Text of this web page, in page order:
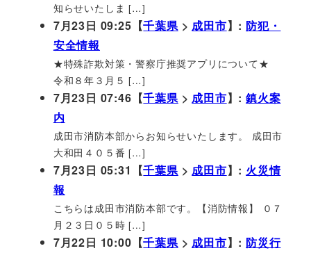
知らせいたしま […]
7月23日 09:25【千葉県>成田市】: 防犯・
安全情報
★特殊詐欺対策・警察庁推奨アプリについて★
令和８年３月５ […]
7月23日 07:46【千葉県>成田市】:鎮火案
内
成田市消防本部からお知らせいたします。 成田市
大和田４０５番 […]
7月23日 05:31【千葉県>成田市】: 火災情
報
こちらは成田市消防本部です。【消防情報】 ０７
月２３日０５時 […]
7月22日 10:00【千葉県>成田市】: 防災行